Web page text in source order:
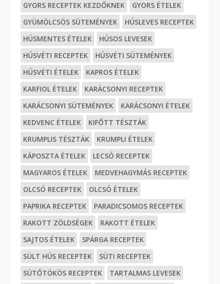
GYORS RECEPTEK KEZDŐKNEK
GYORS ÉTELEK
GYÜMÖLCSÖS SÜTEMÉNYEK
HÚSLEVES RECEPTEK
HÚSMENTES ÉTELEK
HÚSOS LEVESEK
HÚSVÉTI RECEPTEK
HÚSVÉTI SÜTEMÉNYEK
HÚSVÉTI ÉTELEK
KAPROS ÉTELEK
KARFIOL ÉTELEK
KARÁCSONYI RECEPTEK
KARÁCSONYI SÜTEMÉNYEK
KARÁCSONYI ÉTELEK
KEDVENC ÉTELEK
KIFŐTT TÉSZTÁK
KRUMPLIS TÉSZTÁK
KRUMPLI ÉTELEK
KÁPOSZTA ÉTELEK
LECSÓ RECEPTEK
MAGYAROS ÉTELEK
MEDVEHAGYMÁS RECEPTEK
OLCSÓ RECEPTEK
OLCSÓ ÉTELEK
PAPRIKA RECEPTEK
PARADICSOMOS RECEPTEK
RAKOTT ZÖLDSÉGEK
RAKOTT ÉTELEK
SAJTOS ÉTELEK
SPÁRGA RECEPTEK
SÜLT HÚS RECEPTEK
SÜTI RECEPTEK
SÜTŐTÖKÖS RECEPTEK
TARTALMAS LEVESEK